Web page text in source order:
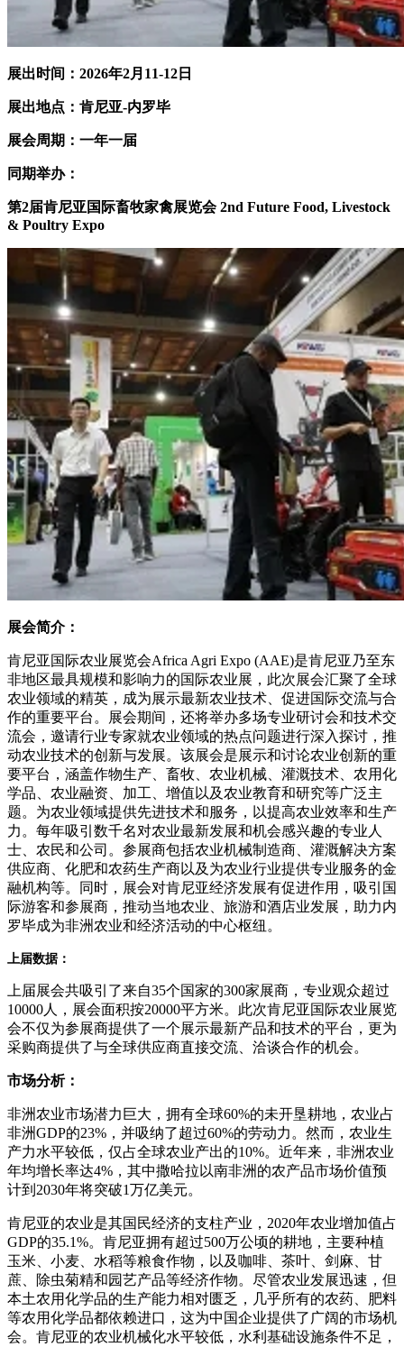
展出时间：2026年2月11-12日
展出地点：肯尼亚-内罗毕
展会周期：一年一届
同期举办：
第2届肯尼亚国际畜牧家禽展览会 2nd Future Food, Livestock
& Poultry Expo
展会简介：
肯尼亚国际农业展览会Africa Agri Expo (AAE)是肯尼亚乃至东
非地区最具规模和影响力的国际农业展，此次展会汇聚了全球
农业领域的精英，成为展示最新农业技术、促进国际交流与合
作的重要平台。展会期间，还将举办多场专业研讨会和技术交
流会，邀请行业专家就农业领域的热点问题进行深入探讨，推
动农业技术的创新与发展。该展会是展示和讨论农业创新的重
要平台，涵盖作物生产、畜牧、农业机械、灌溉技术、农用化
学品、农业融资、加工、增值以及农业教育和研究等广泛主
题。为农业领域提供先进技术和服务，以提高农业效率和生产
力。每年吸引数千名对农业最新发展和机会感兴趣的专业人
士、农民和公司。参展商包括农业机械制造商、灌溉解决方案
供应商、化肥和农药生产商以及为农业行业提供专业服务的金
融机构等。同时，展会对肯尼亚经济发展有促进作用，吸引国
际游客和参展商，推动当地农业、旅游和酒店业发展，助力内
罗毕成为非洲农业和经济活动的中心枢纽。
上届数据：
上届展会共吸引了来自35个国家的300家展商，专业观众超过
10000人，展会面积按20000平方米。此次肯尼亚国际农业展览
会不仅为参展商提供了一个展示最新产品和技术的平台，更为
采购商提供了与全球供应商直接交流、洽谈合作的机会。
市场分析：
非洲农业市场潜力巨大，拥有全球60%的未开垦耕地，农业占
非洲GDP的23%，并吸纳了超过60%的劳动力。然而，农业生
产力水平较低，仅占全球农业产出的10%。近年来，非洲农业
年均增长率达4%，其中撒哈拉以南非洲的农产品市场价值预
计到2030年将突破1万亿美元。
肯尼亚的农业是其国民经济的支柱产业，2020年农业增加值占
GDP的35.1%‌。肯尼亚拥有超过500万公顷的耕地，主要种植
玉米、小麦、水稻等粮食作物，以及咖啡、茶叶、剑麻、甘
蔗、除虫菊精和园艺产品等经济作物‌。尽管农业发展迅速，但
本土农用化学品的生产能力相对匮乏，几乎所有的农药、肥料
等农用化学品都依赖进口，这为中国企业提供了广阔的市场机
会‌。肯尼亚的农业机械化水平较低，水利基础设施条件不足，